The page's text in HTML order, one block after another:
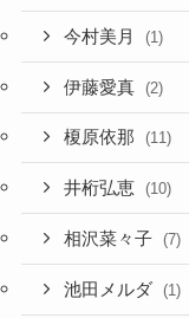
今村美月 (1)
伊藤愛真 (2)
榎原依那 (11)
井桁弘恵 (10)
相沢菜々子 (7)
池田メルダ (1)